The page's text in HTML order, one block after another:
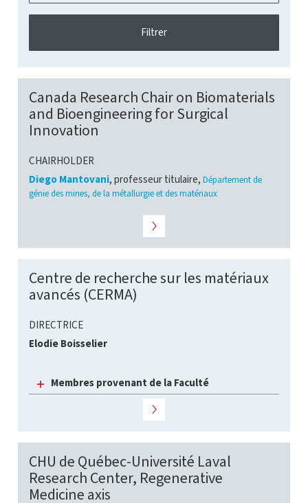
Canada Research Chair on Biomaterials
and Bioengineering for Surgical
Innovation
CHAIRHOLDER
Diego Mantovani, professeur titulaire, Département de
génie des mines, de la métallurgie et des matériaux
Centre de recherche sur les matériaux
avancés (CERMA)
DIRECTRICE
Elodie Boisselier
Membres provenant de la Faculté
CHU de Québec-Université Laval
Research Center, Regenerative
Medicine axis